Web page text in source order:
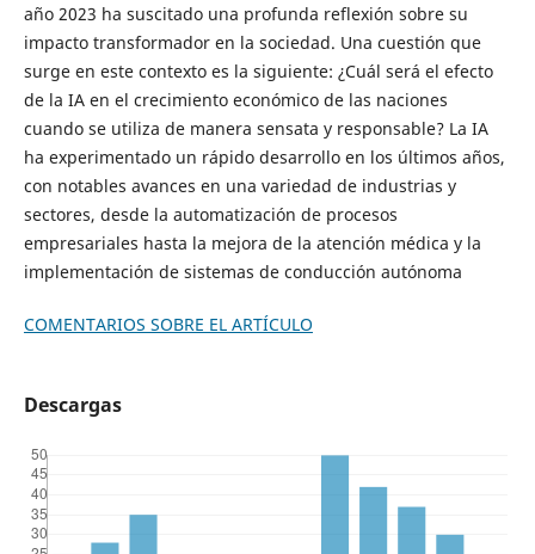
año 2023 ha suscitado una profunda reflexión sobre su
impacto transformador en la sociedad. Una cuestión que
surge en este contexto es la siguiente: ¿Cuál será el efecto
de la IA en el crecimiento económico de las naciones
cuando se utiliza de manera sensata y responsable? La IA
ha experimentado un rápido desarrollo en los últimos años,
con notables avances en una variedad de industrias y
sectores, desde la automatización de procesos
empresariales hasta la mejora de la atención médica y la
implementación de sistemas de conducción autónoma
COMENTARIOS SOBRE EL ARTÍCULO
Descargas